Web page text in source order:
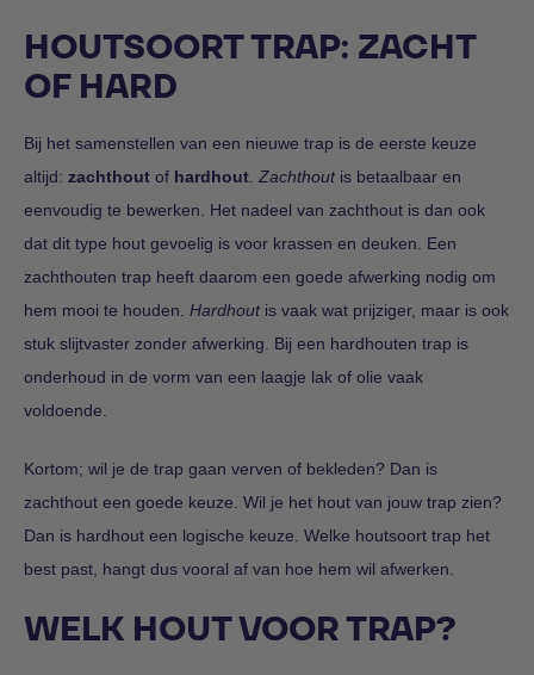
HOUTSOORT TRAP: ZACHT
OF HARD
Bij het samenstellen van een nieuwe trap is de eerste keuze
altijd: zachthout of hardhout Zachthoutis betaalbaar en
eenvoudig te bewerken. Het nadeel van zachthout is dan ook
dat dit type hout gevoelig is voor krassen en deuken. Een
zachthouten trap heeft daarom een goede afwerking nodig om
hem mooi te houden. Hardhoutis vaak wat prijziger, maar is ook
stuk slijtvaster zonder afwerking. Bij een hardhouten trap is
onderhoud in de vorm van een laagje lak of olie vaak
voldoende.
Kortom; wil je de trap gaan verven of bekleden? Dan is
zachthout een goede keuze. Wil je het hout van jouw trap zien?
Dan is hardhout een logische keuze. Welke houtsoort trap het
best past, hangt dus vooral af van hoe hem wil afwerken.
WELK HOUT VOOR TRAP?